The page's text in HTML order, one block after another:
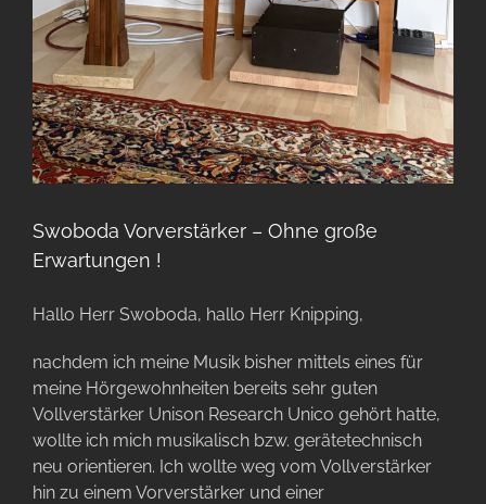
Swoboda Vorverstärker – Ohne große
Erwartungen !
Hallo Herr Swoboda, hallo Herr Knipping,
nachdem ich meine Musik bisher mittels eines für
meine Hörgewohnheiten bereits sehr guten
Vollverstärker Unison Research Unico gehört hatte,
wollte ich mich musikalisch bzw. gerätetechnisch
neu orientieren. Ich wollte weg vom Vollverstärker
hin zu einem Vorverstärker und einer